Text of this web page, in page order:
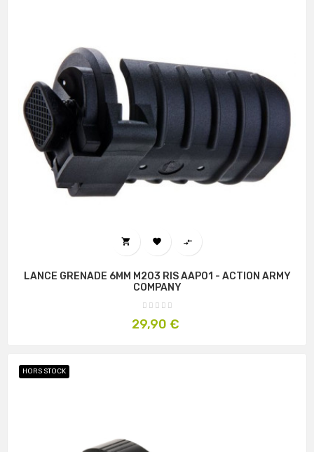
  
LANCE GRENADE 6MM M203 RIS AAP01 - ACTION ARMY
COMPANY
Prix
29,90 €
HORS STOCK